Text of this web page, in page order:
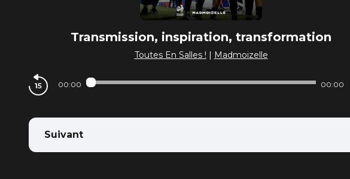
Transmission, inspiration, transformation
Toutes En Salles ! | Madmoizelle
00:00 00:00
Suivant